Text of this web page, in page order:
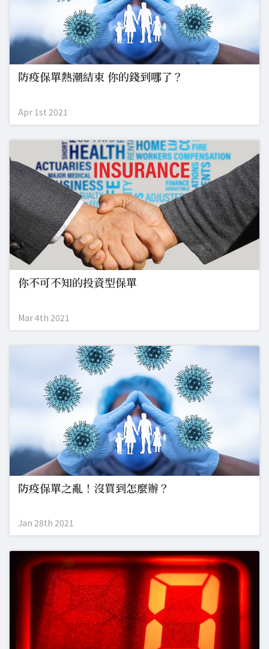
防疫保單熱潮結束 你的錢到哪了？
Apr 1st 2021
你不可不知的投資型保單
Mar 4th 2021
防疫保單之亂！沒買到怎麼辦？
Jan 28th 2021